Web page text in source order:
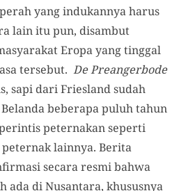
yang indukannya harus
lain itu pun, disambut
Eropa yang tinggal
tersebut. De Preangerbode
sapi dari Friesland sudah
beberapa puluh tahun
peternakan seperti
peternak lainnya. Berita
secara resmi bahwa
ada di Nusantara, khususnya